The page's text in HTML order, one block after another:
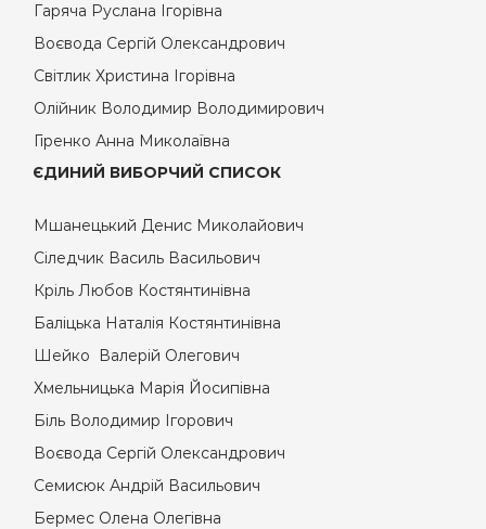
Гаряча Руслана Ігорівна
Воєвода Сергій Олександрович
Світлик Христина Ігорівна
Олійник Володимир Володимирович
Гіренко Анна Миколаївна
ЄДИНИЙ ВИБОРЧИЙ СПИСОК
Мшанецький Денис Миколайович
Сіледчик Василь Васильович
Кріль Любов Костянтинівна
Баліцька Наталія Костянтинівна
Шейко Валерій Олегович
Хмельницька Марія Йосипівна
Біль Володимир Ігорович
Воєвода Сергій Олександрович
Семисюк Андрій Васильович
Бермес Олена Олегівна